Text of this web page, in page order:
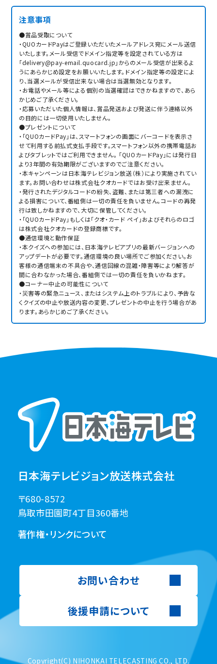
注意事項
●賞品受取について
・QUOカードPayはご登録いただいたメールアドレス宛にメール送信
いたします。メール受信でドメイン指定等を設定されている方は
「delivery@pay-email.quocard.jp」からのメール受信が出来るよ
うにあらかじめ設定をお願いいたします。ドメイン指定等の設定によ
り、当選メールが受信出来ない場合は当選無効となります。
・お電話やメール等による個別の当選確認はできかねますので、あら
かじめご了承ください。
・応募いただいた個人情報は、賞品発送および発送に伴う連絡以外
の目的には一切使用いたしません。
●プレゼントについて
・「QUOカードPay」は、スマートフォンの画面にバーコードを表示さ
せて利用する前払式支払手段です。スマートフォン以外の携帯電話お
よびタブレットではご利用できません。 「QUOカードPay」には発行日
より3年間の有効期限がございますのでご注意ください。
・本キャンペーンは日本海テレビジョン放送（株）により実施されてい
ます。お問い合わせは株式会社クオカードではお受け出来ません。
・発行されたデジタルコードの紛失、盗難、または第三者への漏洩に
よる損害について、番組側は一切の責任を負いません。コードの再発
行は致しかねますので、大切に保管してください。
・「QUOカードPay」もしくは「クオ・カード ペイ」およびそれらのロゴ
は株式会社クオカードの登録商標です。
●通信環境と動作保証
・本クイズへの参加には、日本海テレビアプリの最新バージョンへの
アップデートが必要です。通信環境の良い場所でご参加ください。お
客様の通信端末の不具合や、通信回線の混雑・障害等により解答が
間に合わなかった場合、番組側では一切の責任を負いかねます。
●コーナー中止の可能性について
・災害等の緊急ニュース、またはシステム上のトラブルにより、予告な
くクイズの中止や放送内容の変更、プレゼントの中止を行う場合があ
ります。あらかじめご了承ください。
日本海テレビジョン放送株式会社
〒680-8572
鳥取市田園町4丁目360番地
著作権・リンクについて
お問い合わせ
後援申請について
Copyright(C) NIHONKAI TELECASTING CO., LTD.